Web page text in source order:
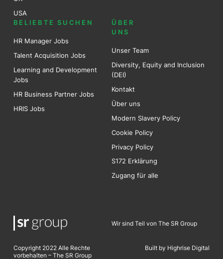
USA
BELIEBTE SUCHEN
HR Manager Jobs
Talent Acquisition Jobs
Learning and Development
Jobs
HR Business Partner Jobs
HRIS Jobs
ÜBER
UNS
Unser Team
Diversity, Equity and Inclusion
(DEI)
Kontakt
Über uns
Modern Slavery Policy
Cookie Policy
Privacy Policy
S172 Erklärung
Zugang für alle
Wir sind Teil von The SR Group
Copyright 2022 Alle Rechte
vorbehalten – The SR Group
Built by Highrise Digital